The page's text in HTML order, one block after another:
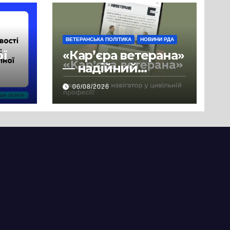
ВЕТЕРАНСЬКА ПОЛІТИКА НОВИНИ РДА
«Кар’єра ветерана»
— надійний
навігатор у
цивільній професії
06/08/2026